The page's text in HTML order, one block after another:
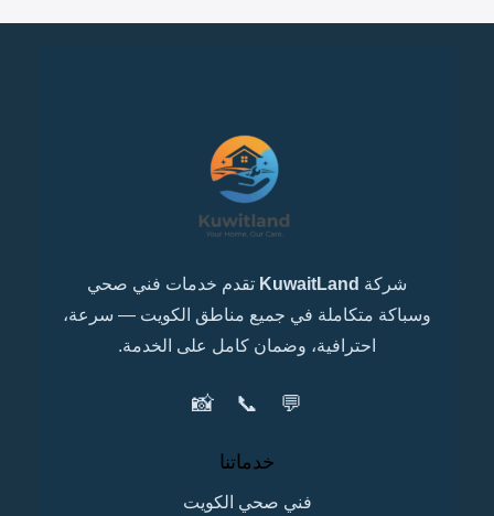
شركة KuwaitLand تقدم خدمات فني صحي
وسباكة متكاملة في جميع مناطق الكويت — سرعة،
احترافية، وضمان كامل على الخدمة.
💬
📞
📸
خدماتنا
فني صحي الكويت